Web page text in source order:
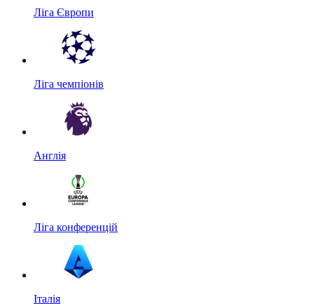
Ліга Європи
Ліга чемпіонів
Англія
Ліга конференцій
Італія